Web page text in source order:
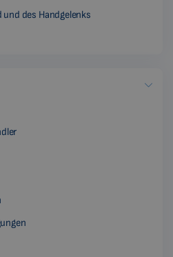
des Handgelenks